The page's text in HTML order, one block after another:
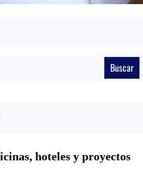
Buscar
hoteles y proyectos